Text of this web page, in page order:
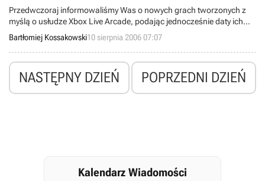
Przedwczoraj informowaliśmy Was o nowych grach tworzonych z
myślą o usłudze Xbox Live Arcade, podając jednocześnie daty ich
premier. Dziś z kolei możemy potwierdzić, jakie pozycje na pewno
zaliczą drobne opóźnienie.
Bartłomiej Kossakowski10 sierpnia 2006 07:07
NASTĘPNY DZIEŃ POPRZEDNI DZIEŃ
Kalendarz Wiadomości